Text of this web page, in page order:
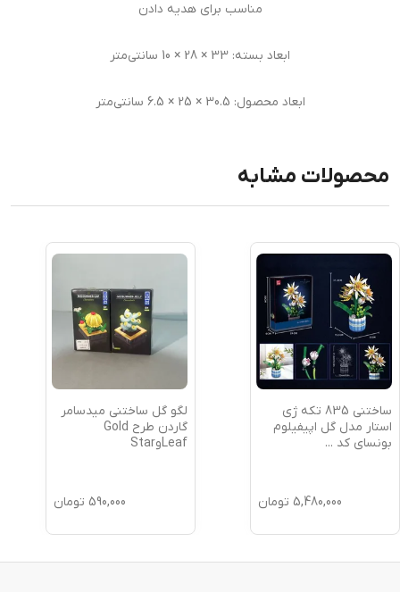
مناسب برای هدیه دادن
ابعاد بسته: 33 × 28 × 10 سانتی‌متر
ابعاد محصول: 30.5 × 25 × 6.5 سانتی‌متر
محصولات مشابه
ساختنی 835 تکه ژی
استار مدل گل اپیفیلوم
بونسای کد ...
5,480,000 تومان
لگو گل ساختنی میدسامر
گاردن طرح Gold
LeafوStar
590,000 تومان